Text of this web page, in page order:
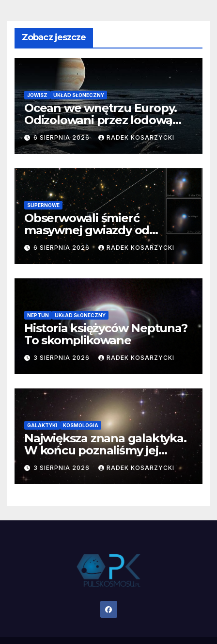
Zobacz jeszcze
JOWISZ UKŁAD SŁONECZNY
Ocean we wnętrzu Europy.
Odizolowani przez lodową
barierę
6 SIERPNIA 2026 RADEK KOSARZYCKI
SUPERNOWE
Obserwowali śmierć
masywnej gwiazdy od
samego początku. Niezwykle
cenne dane
6 SIERPNIA 2026 RADEK KOSARZYCKI
NEPTUN UKŁAD SŁONECZNY
Historia księżyców Neptuna?
To skomplikowane
3 SIERPNIA 2026 RADEK KOSARZYCKI
GALAKTYKI KOSMOLOGIA
Największa znana galaktyka.
W końcu poznaliśmy jej
faktyczne wymiary
3 SIERPNIA 2026 RADEK KOSARZYCKI